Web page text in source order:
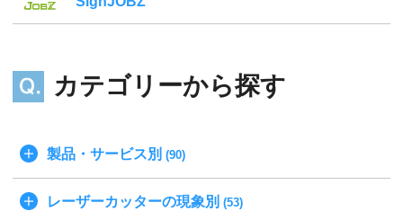
カテゴリーから探す
製品・サービス別 (90)
レーザーカッターの現象別 (53)